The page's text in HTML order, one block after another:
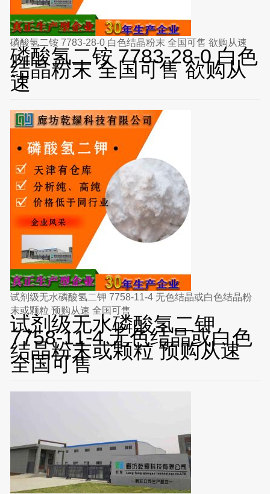
磷酸氢二铵 7783-28-0 白色结晶粉末 全国可售 欲购从速
磷酸氢二铵 7783-28-0 白色
结晶粉末 全国可售 欲购从
速
试剂级无水磷酸氢二钾 7758-11-4 无色结晶或白色结晶粉
末或颗粒 预购从速 全国可售
试剂级无水磷酸氢二钾
7758-11-4 无色结晶或白色
结晶粉末或颗粒 预购从速
全国可售